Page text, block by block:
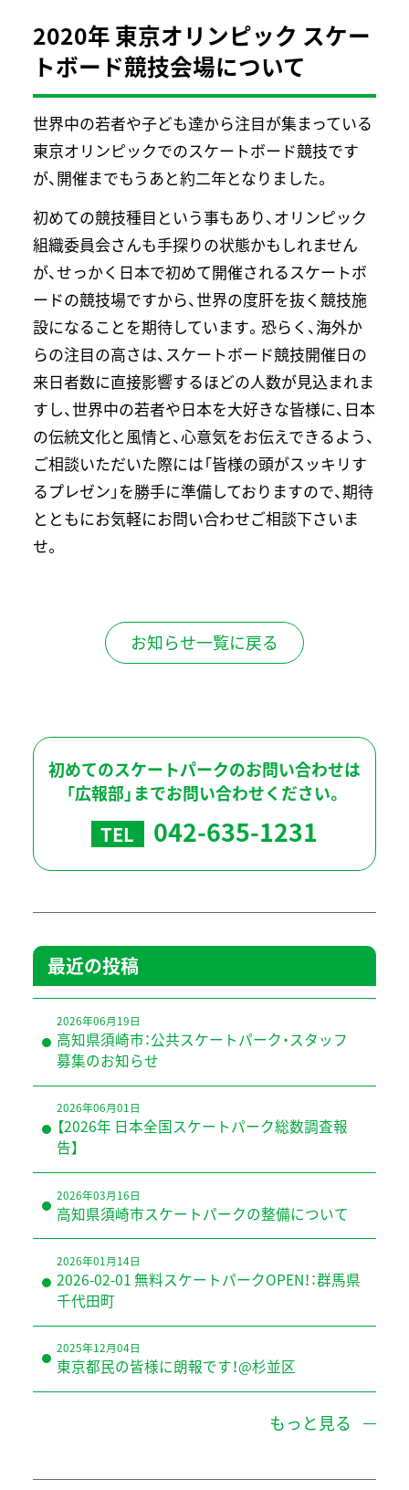
2020年 東京オリンピック スケー
トボード競技会場について
世界中の若者や子ども達から注目が集まっている
東京オリンピックでのスケートボード競技です
が、開催までもうあと約二年となりました。
初めての競技種目という事もあり、オリンピック
組織委員会さんも手探りの状態かもしれません
が、せっかく日本で初めて開催されるスケートボ
ードの競技場ですから、世界の度肝を抜く競技施
設になることを期待しています。恐らく、海外か
らの注目の高さは、スケートボード競技開催日の
来日者数に直接影響するほどの人数が見込まれま
すし、世界中の若者や日本を大好きな皆様に、日本
の伝統文化と風情と、心意気をお伝えできるよう、
ご相談いただいた際には「皆様の頭がスッキリす
るプレゼン」を勝手に準備しておりますので、期待
とともにお気軽にお問い合わせご相談下さいま
せ。
お知らせ一覧に戻る
初めてのスケートパークのお問い合わせは
「広報部」までお問い合わせください。
TEL 042-635-1231
最近の投稿
2026年06月19日
高知県須崎市：公共スケートパーク・スタッフ
募集のお知らせ
2026年06月01日
【2026年 日本全国スケートパーク総数調査報
告】
2026年03月16日
高知県須崎市スケートパークの整備について
2026年01月14日
2026-02-01 無料スケートパークOPEN！：群馬県
千代田町
2025年12月04日
東京都民の皆様に朗報です！@杉並区
もっと見る